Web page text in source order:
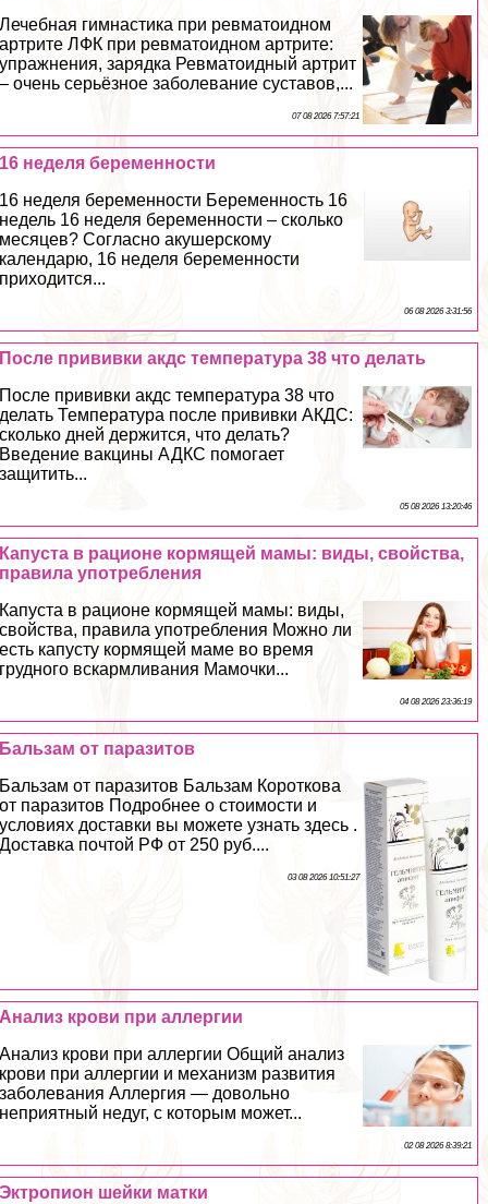
Лечебная гимнастика при ревматоидном
артрите ЛФК при ревматоидном артрите:
упражнения, зарядка Ревматоидный артрит
– очень серьёзное заболевание суставов,...
07 08 2026 7:57:21
16 неделя беременности
16 неделя беременности Беременность 16
недель 16 неделя беременности – сколько
месяцев? Согласно акушерскому
календарю, 16 неделя беременности
приходится...
06 08 2026 3:31:56
После прививки акдс температура 38 что делать
После прививки акдс температура 38 что
делать Температура после прививки АКДС:
сколько дней держится, что делать?
Введение вакцины АДКС помогает
защитить...
05 08 2026 13:20:46
Капуста в рационе кормящей мамы: виды, свойства,
правила употрeбления
Капуста в рационе кормящей мамы: виды,
свойства, правила употрeбления Можно ли
есть капусту кормящей маме во время
грудного вскармливания Мамочки...
04 08 2026 23:36:19
Бальзам от паразитов
Бальзам от паразитов Бальзам Короткова
от паразитов Подробнее о стоимости и
условиях доставки вы можете узнать здесь .
Доставка почтой РФ от 250 руб....
03 08 2026 10:51:27
Анализ крови при аллергии
Анализ крови при аллергии Общий анализ
крови при аллергии и механизм развития
заболевания Аллергия — довольно
неприятный недуг, с которым может...
02 08 2026 8:39:21
Эктропион шейки матки